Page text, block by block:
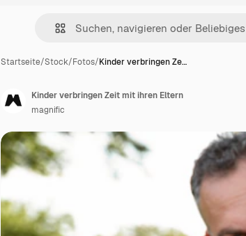
Startseite/Stock/Fotos/Kinder verbringen Ze…
Kinder verbringen Zeit mit ihren Eltern
magnific